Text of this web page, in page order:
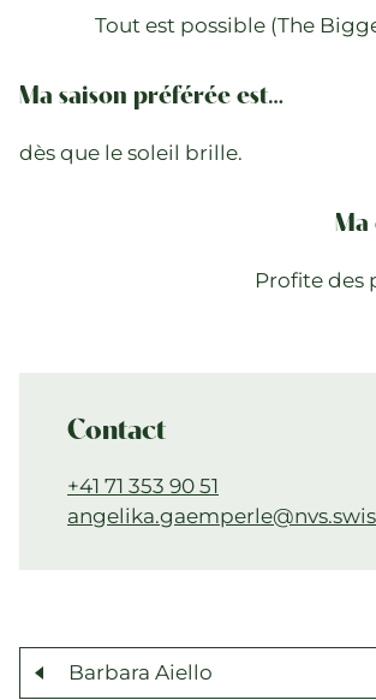
Tout est possible (The
Ma saison préférée est…
dès que le soleil brille.
Ma
Profite des
Contact
+41 71 353 90 51
Barbara Aiello